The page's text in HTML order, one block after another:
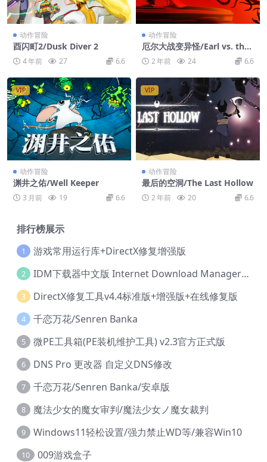
动作冒险
酉闪町2/Dusk Diver 2
4 年前 27 6.6
动作冒险
厄尔大战变异怪/Earl vs. the
Mutants
2 年前 24 6.6
VIP
动作冒险
渊井之佑/Well Keeper
3 月前 19 6.6
VIP
动作冒险
最后的空洞/The Last Hollow
2 年前 20 6.6
排行榜展示
1 游戏常用运行库+DirectX修复增强版
2 IDM下载器中文版 Internet Download Manager v6.42.36 IDM
3 DirectX修复工具v4.4标准版+增强版+在线修复版
4 千恋万花/Senren Banka
5 微PE工具箱(PE装机维护工具) v2.3官方正式版
6 DNS Pro 更改器 自定义DNS修改
7 千恋万花/Senren Banka/安卓版
8 魔法少女的魔女审判/魔法少女ノ魔女裁判
9 Windows11轻松设置/强力禁止WD等/兼容Win10
10 009游戏盒子